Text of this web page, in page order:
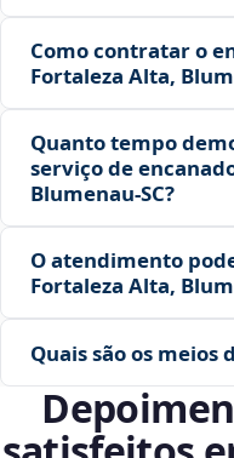
Como contratar o
Fortaleza Alta,
Quanto tempo
serviço de
Blumenau‑SC?
O atendimento
Fortaleza Alta,
Quais são os meios